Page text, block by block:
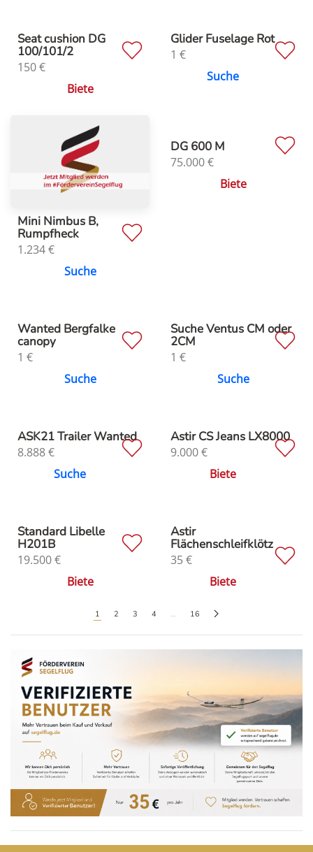
Seat cushion DG
100/101/2
150€
Biete
Glider Fuselage Rot
1 €
Suche
Mini Nimbus B,
Rumpfheck
1.234€
Suche
DG 600 M
75.000€
Biete
Wanted Bergfalke
canopy
1 €
Suche
Suche Ventus CM oder
2CM
1 €
Suche
ASK21 Trailer Wanted
8.888€
Suche
Astir CS Jeans LX8000
9.000€
Biete
Standard Libelle
H201B
19.500€
Biete
Astir
Flächenschleifklötz
35€
Biete
1 2 3 4 … 16